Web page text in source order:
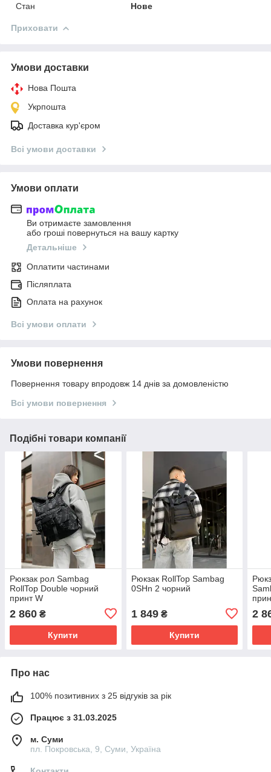
Стан
Нове
Приховати
Умови доставки
Нова Пошта
Укрпошта
Доставка кур'єром
Всі умови доставки
Умови оплати
Ви отримаєте замовлення
або гроші повернуться на вашу картку
Детальніше
Оплатити частинами
Післяплата
Оплата на рахунок
Всі умови оплати
Умови повернення
Повернення товару впродовж 14 днів за домовленістю
Всі умови повернення
Подібні товари компанії
Рюкзак рол Sambag
RollTop Double чорний
принт W
2 860 ₴
Купити
Рюкзак RollTop Sambag
0SHn 2 чорний
1 849₴
Купити
2
Про нас
100% позитивних з 25 відгуків за рік
Працює з 31.03.2025
м. Суми
пл. Покровська, 9, Суми, Україна